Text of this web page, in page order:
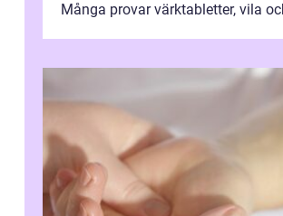
Många provar värktabletter, vila